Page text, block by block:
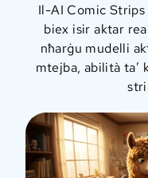
Il-AI Comic
biex isir aktar
nħarġu mudelli
mtejba, abilità ta’